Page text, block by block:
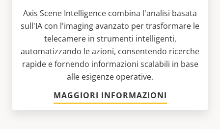
Axis Scene Intelligence combina l'analisi basata
sull'IA con l'imaging avanzato per trasformare le
telecamere in strumenti intelligenti,
automatizzando le azioni, consentendo ricerche
rapide e fornendo informazioni scalabili in base
alle esigenze operative.
MAGGIORI INFORMAZIONI